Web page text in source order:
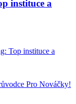
instituce a
Top instituce a